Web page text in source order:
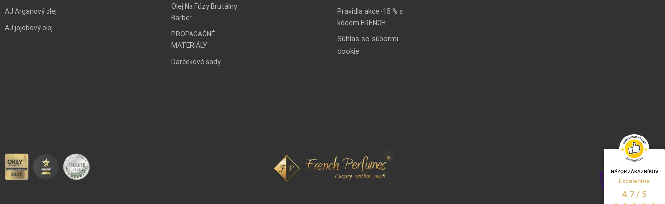
AJ Arganový olej
AJ jojobový olej
Olej Na Fúzy Brutálny
Barber
PROPAGAČNÉ
MATERIÁLY
Darčekové sady
Pravidla akce -15 % s
kódem FRENCH
Súhlas so súbormi
cookie
NÁZOR ZÁKAZNÍKOV
Excelentne
4.7 / 5